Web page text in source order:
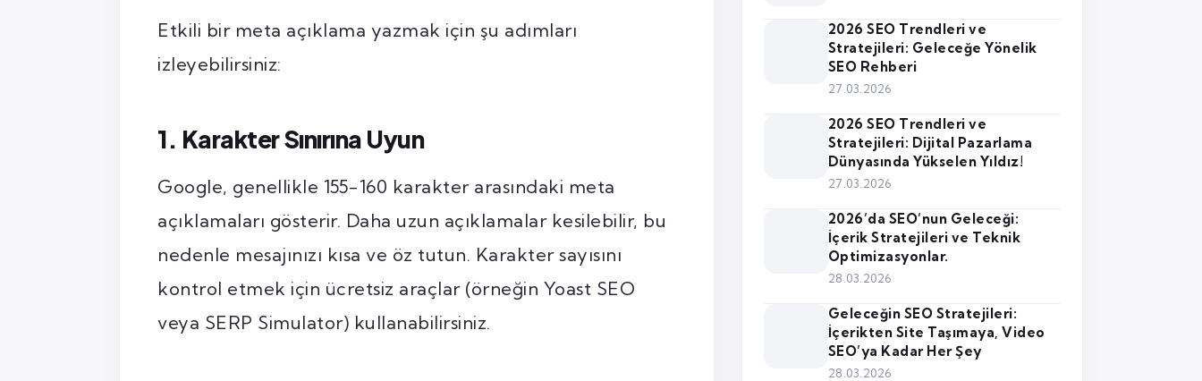
Etkili bir meta açıklama yazmak için şu adımları
izleyebilirsiniz:
1. Karakter Sınırına Uyun
Google, genellikle 155-160 karakter arasındaki meta
açıklamaları gösterir. Daha uzun açıklamalar kesilebilir, bu
nedenle mesajınızı kısa ve öz tutun. Karakter sayısını
kontrol etmek için ücretsiz araçlar (örneğin Yoast SEO
veya SERP Simulator) kullanabilirsiniz.
2026 SEO Trendleri ve
Stratejileri: Geleceğe Yönelik
SEO Rehberi
27.03.2026
2026 SEO Trendleri ve
Stratejileri: Dijital Pazarlama
Dünyasında Yükselen Yıldız!
27.03.2026
2026’da SEO’nun Geleceği:
İçerik Stratejileri ve Teknik
Optimizasyonlar.
28.03.2026
Geleceğin SEO Stratejileri:
İçerikten Site Taşımaya, Video
SEO’ya Kadar Her Şey
28.03.2026